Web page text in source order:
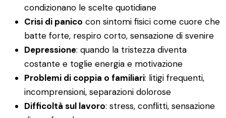
condizionano le scelte quotidiane
Crisi di panico con sintomi fisici come cuore che
batte forte, respiro corto, sensazione di svenire
Depressione: quando la tristezza diventa
costante e toglie energia e motivazione
Problemi di coppia o familiari: litigi frequenti,
incomprensioni, separazioni dolorose
Difficoltà sul lavoro: stress, conflitti, sensazione